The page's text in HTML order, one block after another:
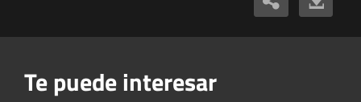
Te puede interesar